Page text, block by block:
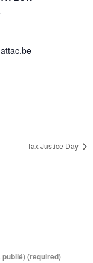
Tax Justice Day
publié) (required)